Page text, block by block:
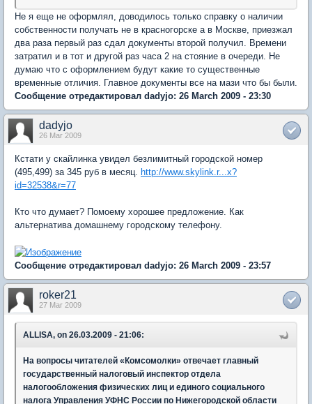
Не я еще не оформлял, доводилось только справку о наличии
собственности получать не в красногорске а в Москве, приезжал
два раза первый раз сдал документы второй получил. Времени
затратил и в тот и другой раз часа 2 на стояние в очереди. Не
думаю что с оформлением будут какие то существенные
временные отличия. Главное документы все на мази что бы были.
Сообщение отредактировал dadyjo: 26 March 2009 - 23:30
dadyjo
26 Mar 2009
Кстати у скайлинка увидел безлимитный городской номер
(495,499) за 345 руб в месяц. http://www.skylink.r...x?
id=32538&r=77
Кто что думает? Помоему хорошее предложение. Как
альтернатива домашнему городскому телефону.
Сообщение отредактировал dadyjo: 26 March 2009 - 23:57
roker21
27 Mar 2009
ALLISA, on 26.03.2009 - 21:06:
На вопросы читателей «Комсомолки» отвечает главный
государственный налоговый инспектор отдела
налогообложения физических лиц и единого социального
налога Управления УФНС России по Нижегородской области